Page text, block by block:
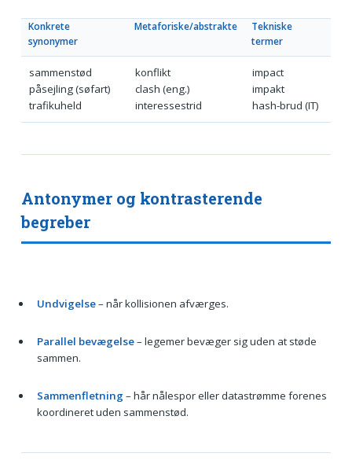
Konkrete
synonymer
Metaforiske/abstrakte
Tekniske
termer
sammenstød
påsejling (søfart)
trafikuheld
konflikt
clash (eng.)
interessestrid
impact
impakt
hash-brud (IT)
Antonymer og kontrasterende
begreber
Undvigelse– når kollisionen afværges.
Parallel bevægelse– legemer bevæger sig uden at støde
sammen.
Sammenfletning – hår nålespor eller datastrømme forenes
koordineret uden sammenstød.